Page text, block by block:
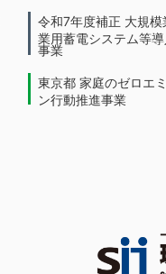
令和7年度補正 大規模
業用蓄電システム等
事業
東京都 家庭のゼロエ
ン行動推進事業